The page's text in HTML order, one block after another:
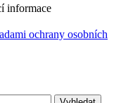
informace
ochrany osobních